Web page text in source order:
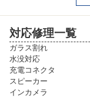
対応修理一覧
ガラス割れ
水没対応
充電コネクタ
スピーカー
インカメラ